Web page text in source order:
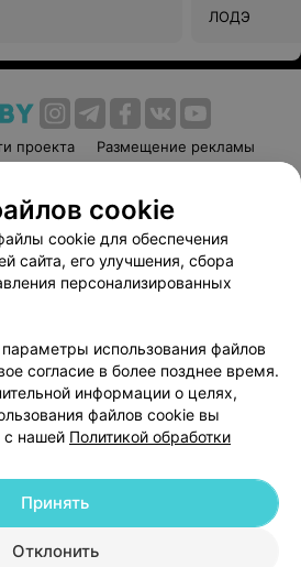
ЛОДЭ
проекта
Размещение рекламы
соглашение
Способы оплаты
Партнеры
руководителю 103.by
персональных данных
191700409
| 220012, Республика Беларусь,
cookie
cookie для обеспечения
сайта, его улучшения, сбора
персонализированных
использования файлов
согласие в более позднее время.
информации о целях,
файлов cookie вы
с нашей Политикой обработки
Отклонить
Принять